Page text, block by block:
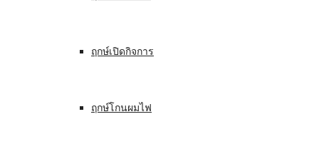
ฤกษ์เปิดกิจการ
ฤกษ์โกนผมไฟ